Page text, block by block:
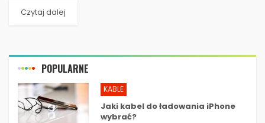
lepsza...
Czytaj dalej
POPULARNE
KABLE
Jaki kabel do ładowania iPhone
wybrać?